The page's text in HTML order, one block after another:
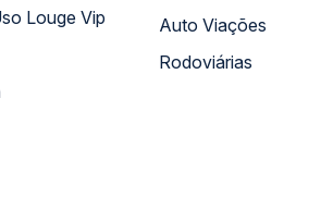
de Uso Louge Vip
Auto Viações
Rodoviárias